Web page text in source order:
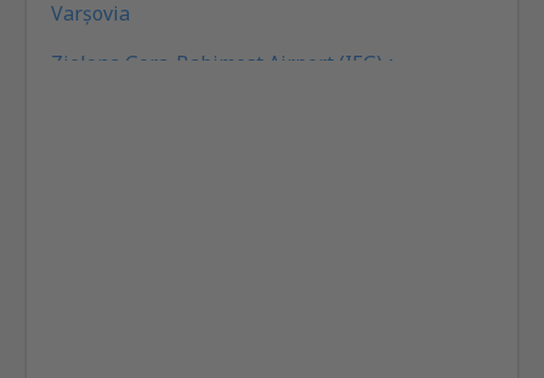
Varşovia
Zielona Gora-Babimost Airport (IEG)